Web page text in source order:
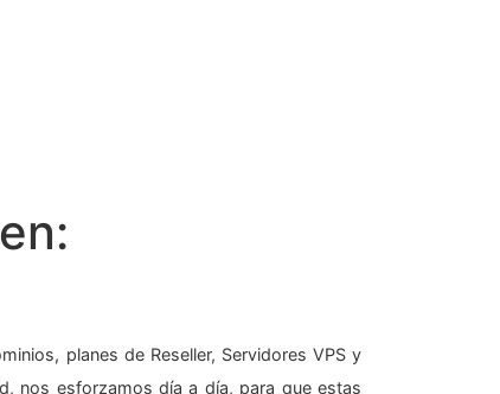
planes de Reseller, Servidores VPS y
nos esforzamos día a día, para que estas